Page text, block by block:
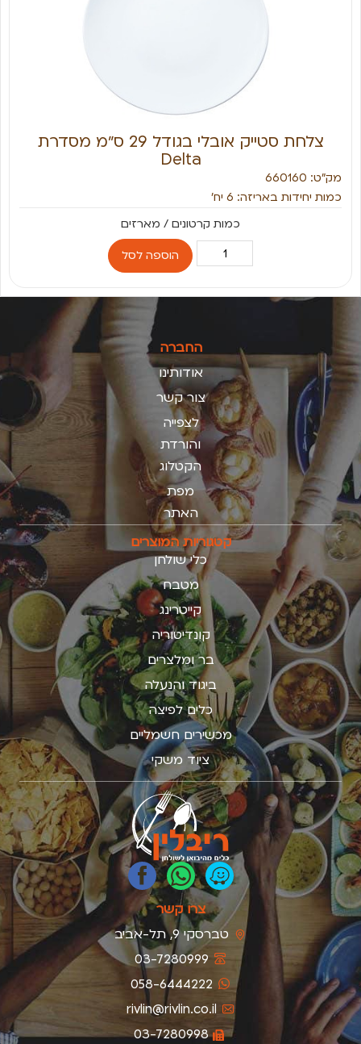
צלחת סטייק אובלי בגודל 29 ס״מ מסדרת
Delta
מק״ט: 660160
כמות יחידות באריזה: 6 יח׳
הוספה לסל
החברה
אודותינו
צור קשר
לצפייה
והורדת
הקטלוג
מפת
האתר
קטגוריות המוצרים
כלי שולחן
מטבח
קייטרינג
קונדיטוריה
בר ומלצרים
ביגוד והנעלה
כלים לפיצה
מכשירים חשמליים
ציוד משקי
צרו קשר
טברסקי 9, תל-אביב
03-7280999
058-6444222
rivlin@rivlin.co.il
03-7280998